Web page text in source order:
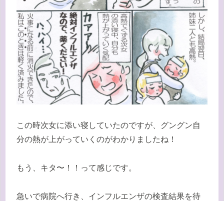
この時次女に添い寝していたのですが、グングン自
分の熱が上がっていくのがわかりましたね！
もう、キタ〜！！って感じです。
急いで病院へ行き、インフルエンザの検査結果を待